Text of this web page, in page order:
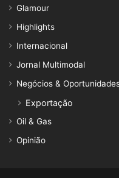
Glamour
Highlights
Internacional
Jornal Multimodal
Negócios &
Exportação
Oil & Gas
Opinião